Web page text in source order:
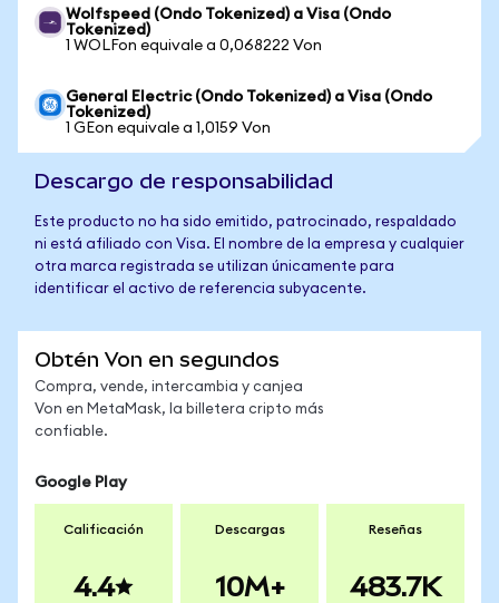
Wolfspeed (Ondo Tokenized) a Visa (Ondo
Tokenized)
1 WOLFon equivale a 0,068222 Von
General Electric (Ondo Tokenized) a Visa (Ondo
Tokenized)
1 GEon equivale a 1,0159 Von
Descargo de responsabilidad
Este producto no ha sido emitido, patrocinado, respaldado
ni está afiliado con Visa. El nombre de la empresa y cualquier
otra marca registrada se utilizan únicamente para
identificar el activo de referencia subyacente.
Obtén Von en segundos
Compra, vende, intercambia y canjea
Von en MetaMask, la billetera cripto más
confiable.
Google Play
Calificación
4.4
Descargas
10M+
Reseñas
483.7K